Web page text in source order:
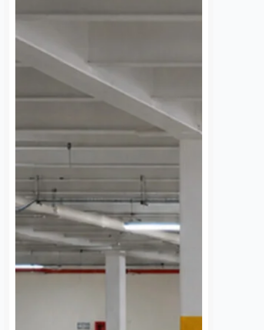
la tercera edad
se encontraba en
Corregidora, en
Histórico de
comerciantes ambulantes intenten
presionar o extorsionar a las
autoridades para obtener espacios